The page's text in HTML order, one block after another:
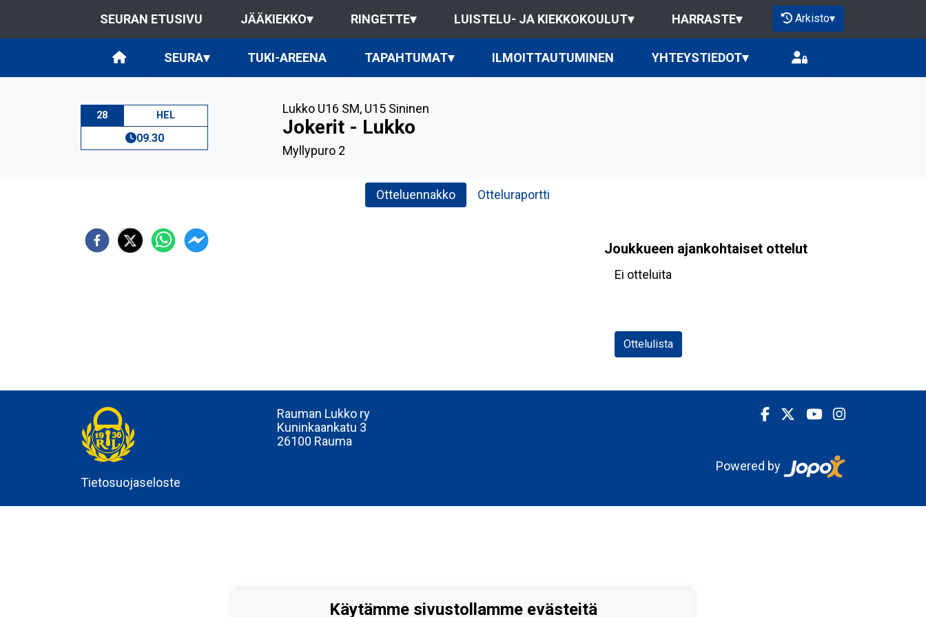
SEURAN ETUSIVU JÄÄKIEKKO▾ RINGETTE▾ LUISTELU- JA KIEKKOKOULUT▾ HARRASTE▾ Arkisto▾
SEURA▾ TUKI-AREENA TAPAHTUMAT▾ ILMOITTAUTUMINEN YHTEYSTIEDOT▾
28 HEL
09.30
Lukko U16 SM, U15 Sininen
Jokerit - Lukko
Myllypuro 2
Otteluennakko Otteluraportti
Joukkueen ajankohtaiset ottelut
Ei otteluita
Ottelulista
Tietosuojaseloste
Rauman Lukko ry
Kuninkaankatu 3
26100 Rauma
Powered by
Käytämme sivustollamme evästeitä